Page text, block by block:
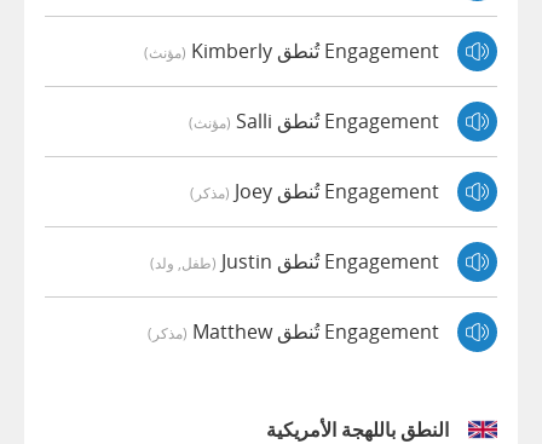
Engagement تُنطق Kimberly (مؤنث)
Engagement تُنطق Salli (مؤنث)
Engagement تُنطق Joey (مذكر)
Engagement تُنطق Justin (طفل, ولد)
Engagement تُنطق Matthew (مذكر)
النطق باللهجة الأمريكية